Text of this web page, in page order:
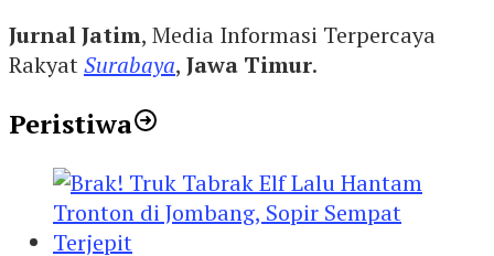
Jurnal Jatim, Media Informasi Terpercaya
RakyatSurabaya, Jawa Timur.
Peristiwa